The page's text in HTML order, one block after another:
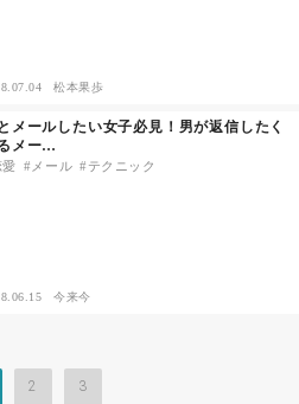
松本果歩
メールしたい女子必見！男が返信したく
メー…
愛 メール テクニック
今来今
2 3